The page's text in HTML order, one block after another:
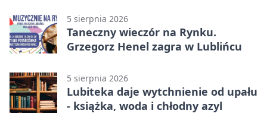
5 sierpnia 2026
Taneczny wieczór na Rynku.
Grzegorz Henel zagra w Lublińcu
5 sierpnia 2026
Lubiteka daje wytchnienie od upału
- książka, woda i chłodny azyl